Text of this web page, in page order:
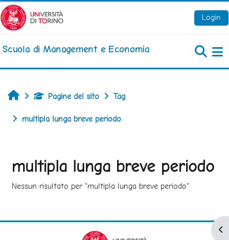
Vai al contenuto principale
Login
Scuola di Management e Economia
HomePagine del sito Tag
multipla lunga breve periodo
multipla lunga breve periodo
Nessun risultato per "multipla lunga breve periodo"